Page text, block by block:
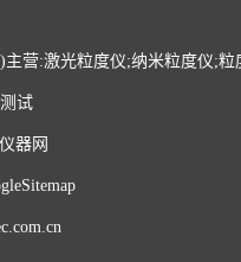
主营:激光粒度仪;纳米粒度仪;
试
器网